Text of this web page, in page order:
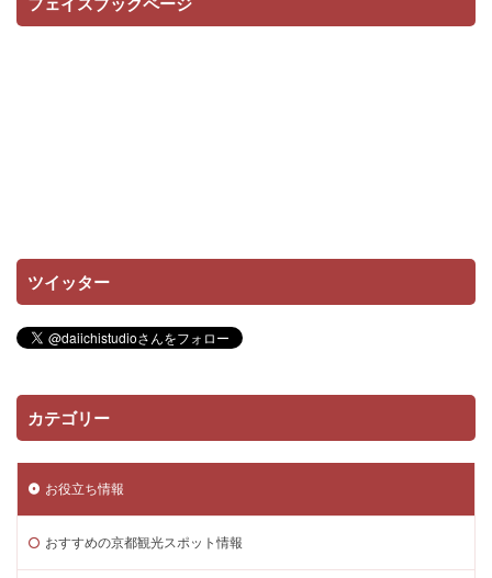
ツイッター
カテゴリー
お役立ち情報
おすすめの京都観光スポット情報